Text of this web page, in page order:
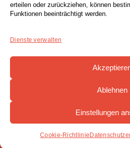
erteilen oder zurückziehen, können
Funktionen beeinträchtigt werden.
Dienste verwalten
Ablehnen
Einstellungen
Cookie-Richtlinie
DATENSCHUTZ
website by